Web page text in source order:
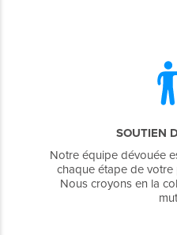
SOUTIEN
Notre équipe dévouée
chaque étape de
Nous croyons en la